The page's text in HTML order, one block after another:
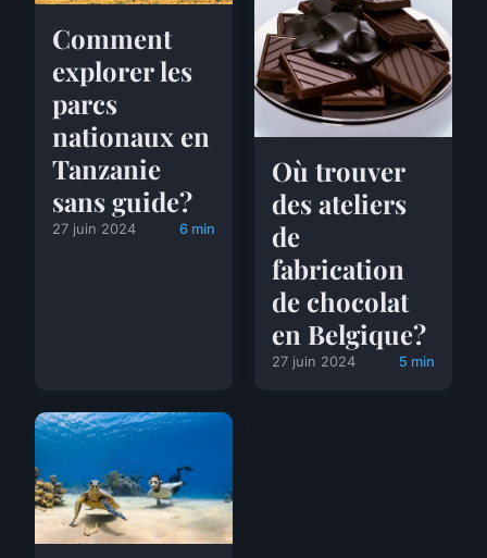
Comment
explorer les
parcs
nationaux en
Tanzanie
sans guide?
27 juin 2024 6 min
Où trouver
des ateliers
de
fabrication
de chocolat
en Belgique?
27 juin 2024 5 min